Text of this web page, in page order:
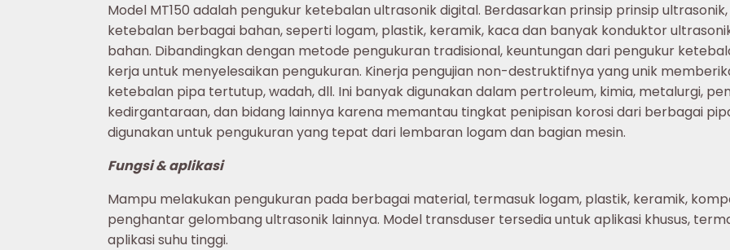
Model MT150 adalah pengukur ketebalan ultrasonik digital. Berdasarkan prinsip prinsip
ketebalan berbagai bahan, seperti logam, plastik, keramik, kaca dan banyak konduktor
bahan. Dibandingkan dengan metode pengukuran tradisional, keuntungan dari pengukur
kerja untuk menyelesaikan pengukuran. Kinerja pengujian non-destruktifnya yang unik
ketebalan pipa tertutup, wadah, dll. Ini banyak digunakan dalam pertroleum, kimia, metalurgi,
kedirgantaraan, dan bidang lainnya karena memantau tingkat penipisan korosi dari berbagai
digunakan untuk pengukuran yang tepat dari lembaran logam dan bagian mesin.
Fungsi & aplikasi
Mampu melakukan pengukuran pada berbagai material, termasuk logam, plastik, keramik,
penghantar gelombang ultrasonik lainnya. Model transduser tersedia untuk aplikasi khusus,
aplikasi suhu tinggi.